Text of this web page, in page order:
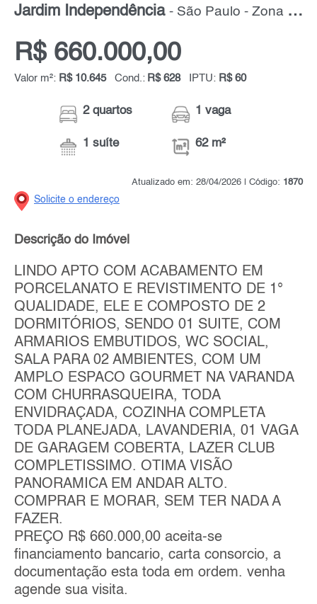
Jardim Independência - São Paulo - Zona Leste
R$ 660.000,00
Valor m²: R$ 10.645 Cond.: R$ 628 IPTU: R$ 60
2 quartos
1 suíte
1 vaga
62 m²
Atualizado em: 28/04/2026 | Código: 1870
Solicite o endereço
Descrição do Imóvel
LINDO APTO COM ACABAMENTO EM
PORCELANATO E REVISTIMENTO DE 1°
QUALIDADE, ELE E COMPOSTO DE 2
DORMITÓRIOS, SENDO 01 SUITE, COM
ARMARIOS EMBUTIDOS, WC SOCIAL,
SALA PARA 02 AMBIENTES, COM UM
AMPLO ESPACO GOURMET NA VARANDA
COM CHURRASQUEIRA, TODA
ENVIDRAÇADA, COZINHA COMPLETA
TODA PLANEJADA, LAVANDERIA, 01 VAGA
DE GARAGEM COBERTA, LAZER CLUB
COMPLETISSIMO. OTIMA VISÃO
PANORAMICA EM ANDAR ALTO.
COMPRAR E MORAR, SEM TER NADA A
FAZER.
PREÇO R$ 660.000,00 aceita-se
financiamento bancario, carta consorcio, a
documentação esta toda em ordem. venha
agende sua visita.